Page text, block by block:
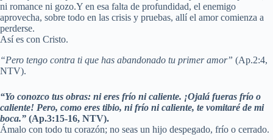
ni romance ni gozo.Y en esa falta de profundidad, el enemigo
aprovecha, sobre todo en las crisis y pruebas, allí el amor comienza a
perderse.
Así es con Cristo.
“Pero tengo contra ti que has abandonado tu primer amor” (Ap.2:4,
NTV).
“Yo conozco tus obras: ni eres frío ni caliente. ¡Ojalá fueras frío o
caliente! Pero, como eres tibio, ni frío ni caliente, te vomitaré de mi
boca.” (Ap.3:15-16, NTV).
Ámalo con todo tu corazón; no seas un hijo despegado, frío o cerrado.